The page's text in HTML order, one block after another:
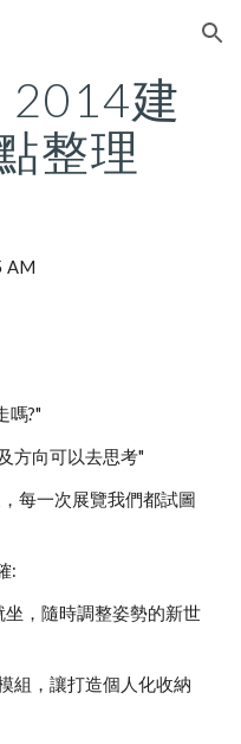
Skip to navigation
2014建
整理
AM
嗎?"
方向可以去思考"
每一次展覽我們都試圖
:
，隨時調整姿勢的新世
組，讓打造個人化收納